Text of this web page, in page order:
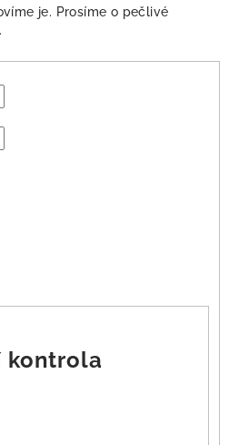
je. Prosíme o pečlivé
kontrola